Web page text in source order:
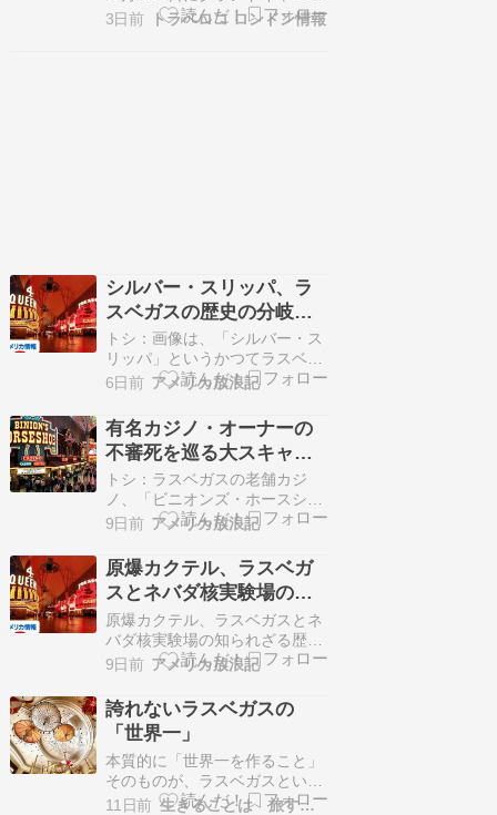
ンの観光ガイドをして頂けるロ
3日前 トラベロコ ロンドン情報
シルバー・スリッパ、ラ
スベガスの歴史の分岐点
となった小さなギャンブ
リング・ホール（ベガス
のカジノ図鑑#25）
トシ：画像は、「シルバー・ス
リッパ」というかつてラスベガ
スのストリッ...続きを読む >>
6日前 アメリカ放浪記
有名カジノ・オーナーの
不審死を巡る大スキャン
ダル事件！（ベガスの事
件簿）
トシ：ラスベガスの老舗カジ
ノ、「ビニオンズ・ホースシュ
ー・カジノ」の...続きを読む >>
9日前 アメリカ放浪記
原爆カクテル、ラスベガ
スとネバダ核実験場の知
られざる歴史。
原爆カクテル、ラスベガスとネ
バダ核実験場の知られざる歴
史。 続きを読む >>
9日前 アメリカ放浪記
誇れないラスベガスの
「世界一」
本質的に「世界一を作ること」
そのものが、ラスベガスという
街なのかもしれない 世界最大級
11日前 生きることは 旅すること